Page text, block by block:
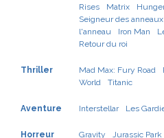
Rises
Matrix
Seigneur des
l'anneau
Iron Man
Retour du roi
Thriller Mad Max: Fury Road
World
Titanic
Aventure Interstellar Les
Horreur Gravity Jurassic Park